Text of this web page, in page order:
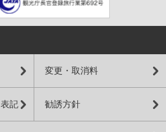
変更・取消料
記 勧誘方針